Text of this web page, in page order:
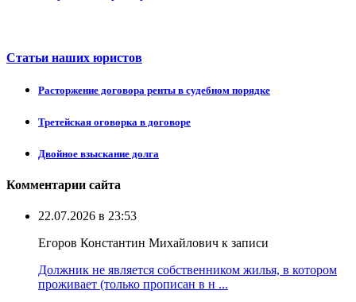
Статьи наших юристов
Расторжение договора ренты в судебном порядке
Третейская оговорка в договоре
Двойное взыскание долга
Комментарии сайта
22.07.2026 в 23:53
Егоров Константин Михайлович к записи
Должник не является собственником жилья, в котором
проживает (только прописан в н ...